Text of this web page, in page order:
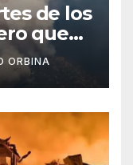
de los
que
tras
ORBINA